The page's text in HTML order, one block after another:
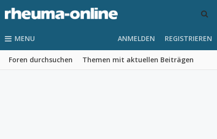
MENU
Foren durchsuchen Themen mit aktuellen Beiträgen
ANMELDEN REGISTRIEREN